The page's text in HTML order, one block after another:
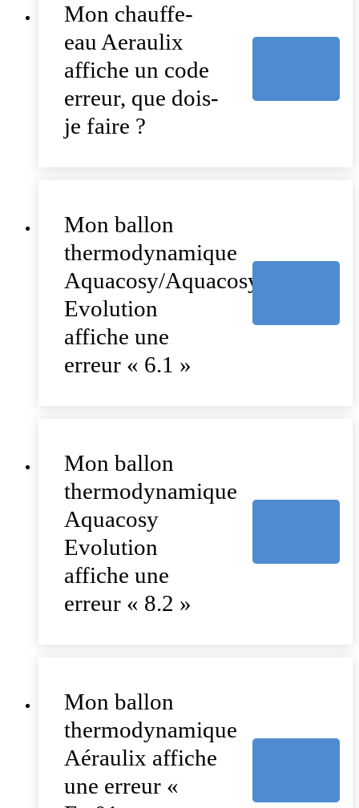
Mon chauffe-
eau Aeraulix
affiche un code
erreur, que dois-
je faire ?
Mon ballon
thermodynamique
Aquacosy/Aquacosy
Evolution
affiche une
erreur « 6.1 »
Mon ballon
thermodynamique
Aquacosy
Evolution
affiche une
erreur « 8.2 »
Mon ballon
thermodynamique
Aéraulix affiche
une erreur «